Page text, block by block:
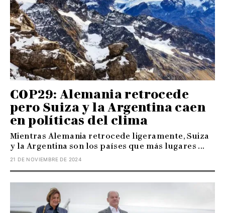
COP29: Alemania retrocede
pero Suiza y la Argentina caen
en políticas del clima
Mientras Alemania retrocede ligeramente, Suiza
y la Argentina son los países que más lugares ...
21 DE NOVIEMBRE DE 2024